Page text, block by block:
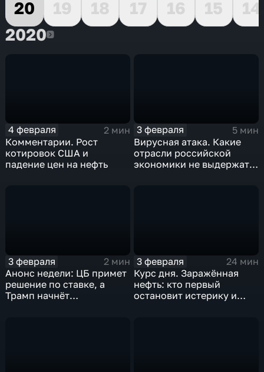
20
19 18 17 16 15
14
20202020
4 февраля
2 мин
Комментарии. Рост
котировок США и
падение цен на нефть
3 февраля
5 мин
Вирусная атака. Какие
отрасли российской
экономики не выдержат
3 февраля
2 мин
Анонс недели: ЦБ примет
решение по ставке, а
Трамп начнёт
3 февраля
24 мин
Курс дня. Заражённая
нефть: кто первый
остановит истерику и